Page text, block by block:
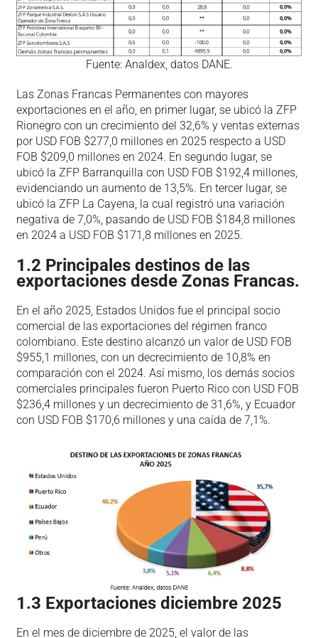
Fuente: Analdex, datos DANE.
Las Zonas Francas Permanentes con mayores
exportaciones en el año, en primer lugar, se ubicó la ZFP
Rionegro con un crecimiento del 32,6% y ventas externas
por USD FOB $277,0 millones en 2025 respecto a USD
FOB $209,0 millones en 2024. En segundo lugar, se
ubicó la ZFP Barranquilla con USD FOB $192,4 millones,
evidenciando un aumento de 13,5%. En tercer lugar, se
ubicó la ZFP La Cayena, la cual registró una variación
negativa de 7,0%, pasando de USD FOB $184,8 millones
en 2024 a USD FOB $171,8 millones en 2025.
1.2 Principales destinos de las
exportaciones desde Zonas Francas.
En el año 2025, Estados Unidos fue el principal socio
comercial de las exportaciones del régimen franco
colombiano. Este destino alcanzó un valor de USD FOB
$955,1 millones, con un decrecimiento de 10,8% en
comparación con el 2024. Así mismo, los demás socios
comerciales principales fueron Puerto Rico con USD FOB
$236,4 millones y un decrecimiento de 31,6%, y Ecuador
con USD FOB $170,6 millones y una caída de 7,1%.
1.3 Exportaciones diciembre 2025
En el mes de diciembre de 2025, el valor de las